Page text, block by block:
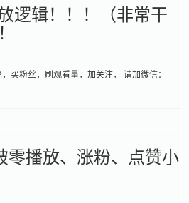
逻辑！！！（非常干
买粉丝，刷观看量，加关注， 请加微信：
零播放、涨粉、点赞小